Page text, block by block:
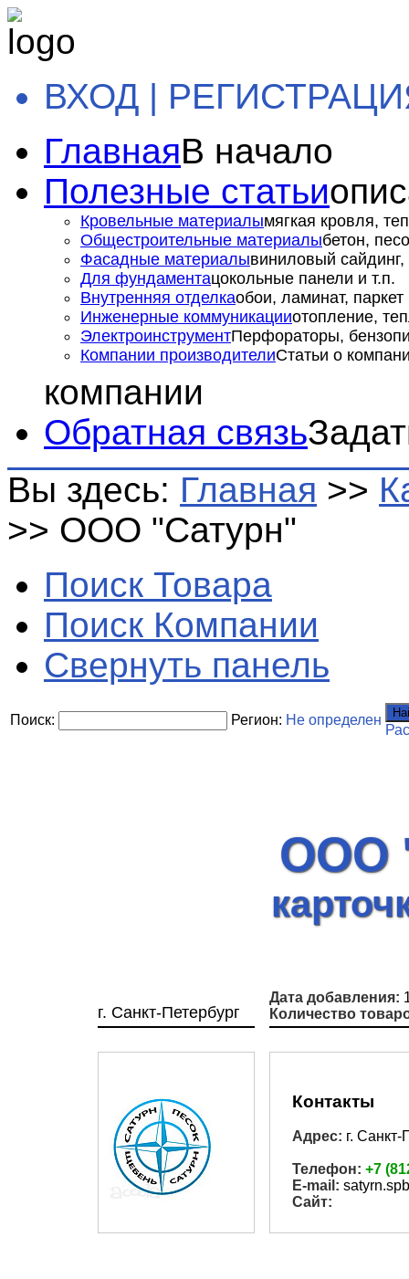
ВХОД |
ГлавнаяВ начало
Полезные статьи
Кровельные материалымягкая кровля,
Общестроительные материалыбетон,
Фасадные материалывиниловый сайдинг,
Для фундаментацокольные панели и т.п.
Внутренняя отделкаобои, ламинат, паркет
Инженерные коммуникацииотопление,
ЭлектроинструментПерфораторы,
Компании производителиСтатьи о
компании
Обратная связь
Вы здесь: Главная >>
>> ООО "Сатурн"
Поиск Товара
Поиск Компании
Свернуть панель
Поиск: Регион: Не определен
ООО
г. Санкт-Петербург
Дата добавления:
Количество
Контакты
Адрес: г.
Телефон: +7
E-mail:
Сайт: